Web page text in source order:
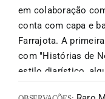
em colaboração
conta com capa e
Farrajota. A
com "Histórias de
estilo diarístico,